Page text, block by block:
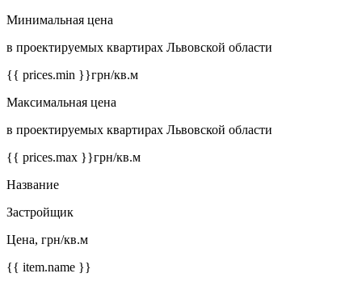
Минимальная цена
в проектируемых квартирах Львовской области
{{ prices.min }}грн/кв.м
Максимальная цена
в проектируемых квартирах Львовской области
{{ prices.max }}грн/кв.м
Название
Застройщик
Цена, грн/кв.м
{{ item.name }}